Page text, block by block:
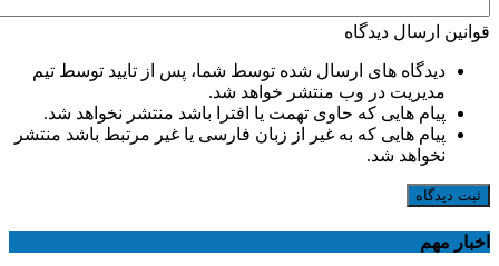
قوانین ارسال دیدگاه
دیدگاه های ارسال شده توسط شما، پس از تایید توسط تیم
مدیریت در وب منتشر خواهد شد.
پیام هایی که حاوی تهمت یا افترا باشد منتشر نخواهد شد.
پیام هایی که به غیر از زبان فارسی یا غیر مرتبط باشد منتشر
نخواهد شد.
ثبت دیدگاه
اخبار مهم